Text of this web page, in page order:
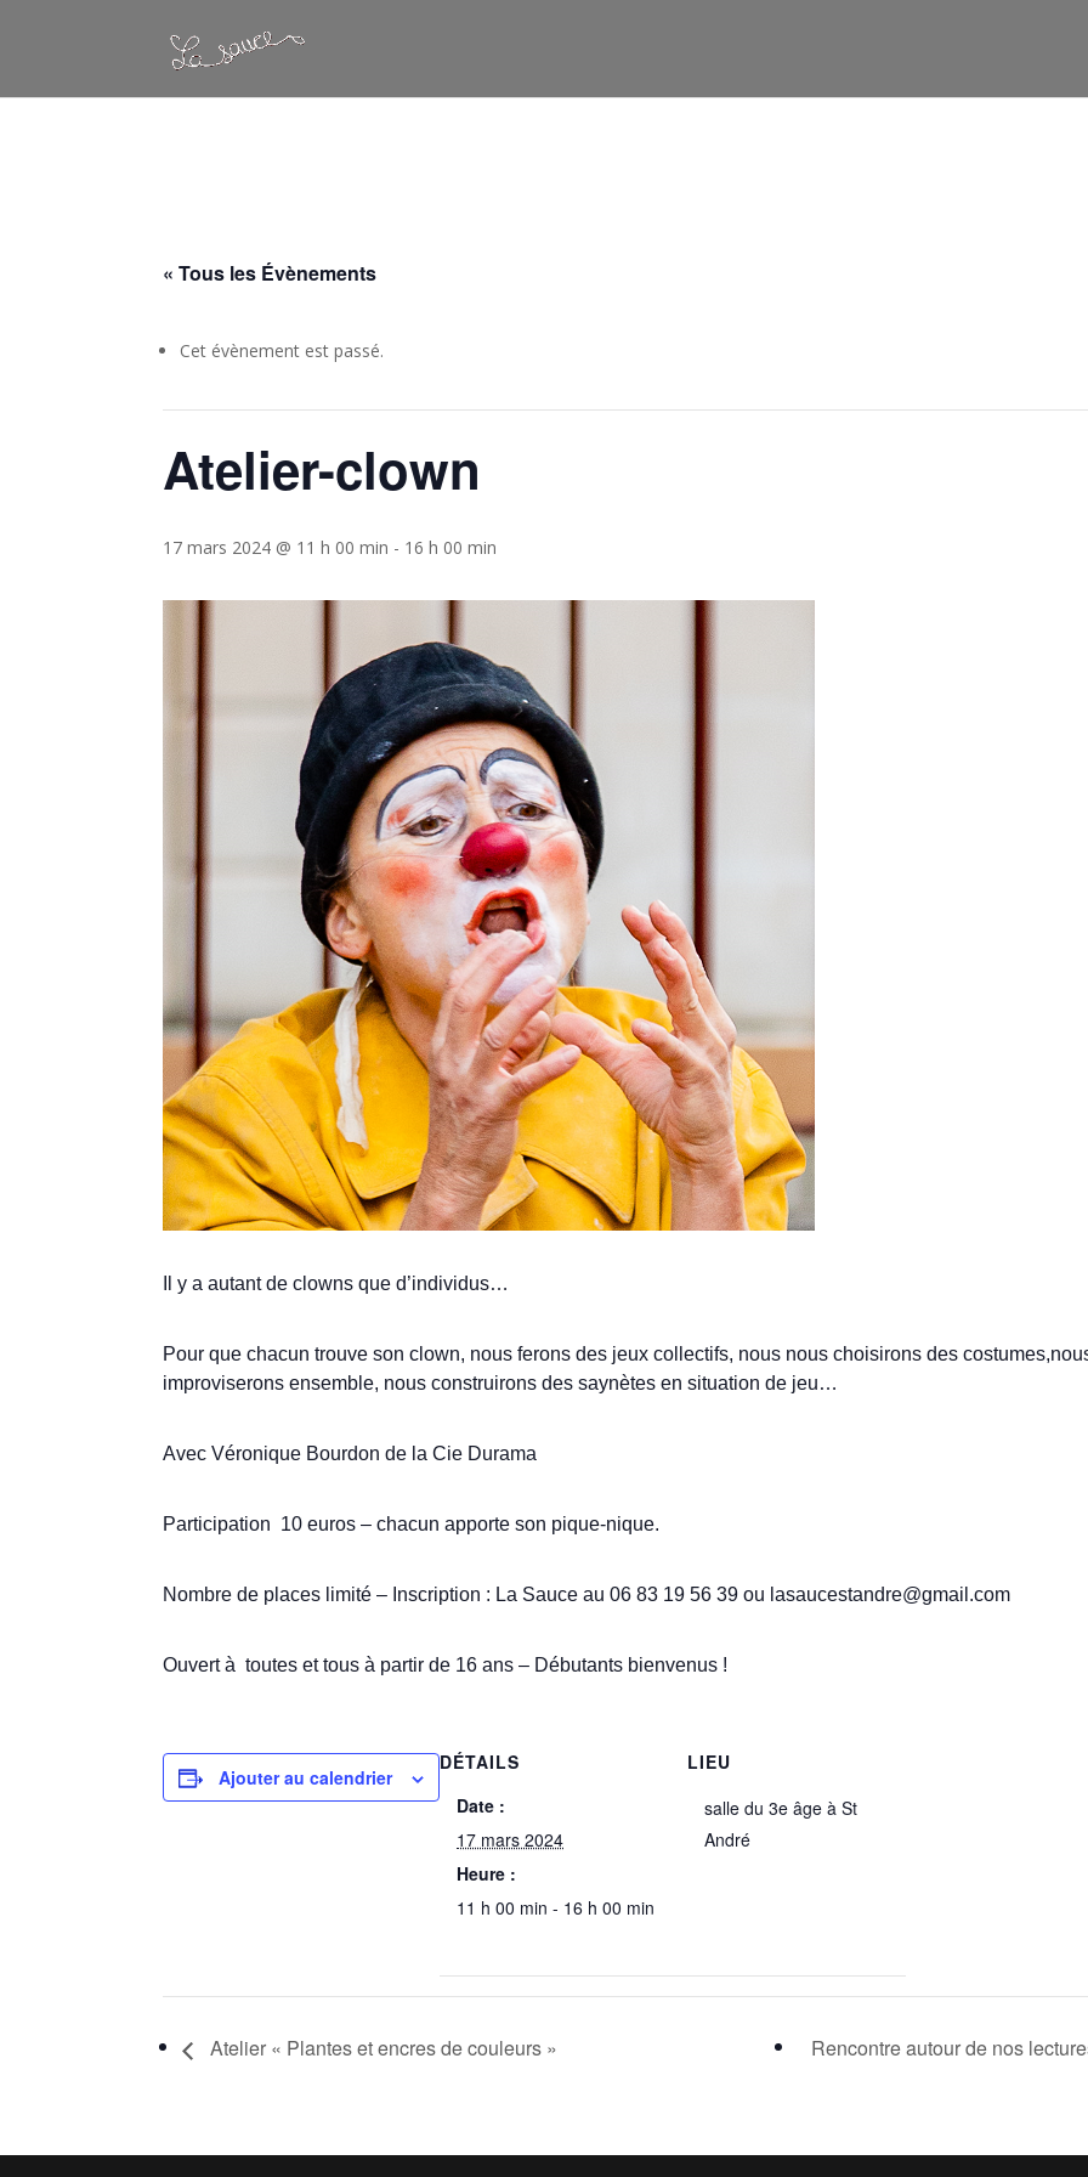
: Constant WP_CRON_LOCK_TIMEOUT already defined in
« Tous les Évènements
Cet évènement est passé.
Atelier-clown
17 mars 2024 @ 11 h 00 min - 16 h 00 min
Il y a autant de clowns que d’individus…
Pour que chacun trouve son clown, nous ferons des jeux collectifs, nous nous choisirons des
improviserons ensemble, nous construirons des saynètes en situation de jeu…
Avec Véronique Bourdon de la Cie Durama
Participation 10 euros – chacun apporte son pique-nique.
Nombre de places limité – Inscription : La Sauce au 06 83 19 56 39 ou lasaucestandre@gmail.com
Ouvert à toutes et tous à partir de 16 ans – Débutants bienvenus !
Ajouter au calendrier
DÉTAILS
Date :
17 mars 2024
Heure :
11 h 00 min - 16 h 00 min
LIEU
salle du 3e âge à St
André
Atelier « Plantes et encres de couleurs » Rencontre autour de nos